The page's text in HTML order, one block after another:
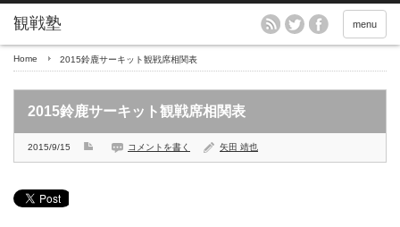
menu
Home 2015鈴鹿サーキット観戦席相関表
2015鈴鹿サーキット観戦席相関表
2015/9/15 コメントを書く 矢田 靖也